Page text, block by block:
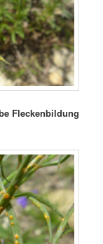
Fleckenbildung